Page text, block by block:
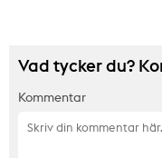
Vad tycker du?
Kommentar